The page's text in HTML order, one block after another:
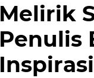
Melirik
Penulis